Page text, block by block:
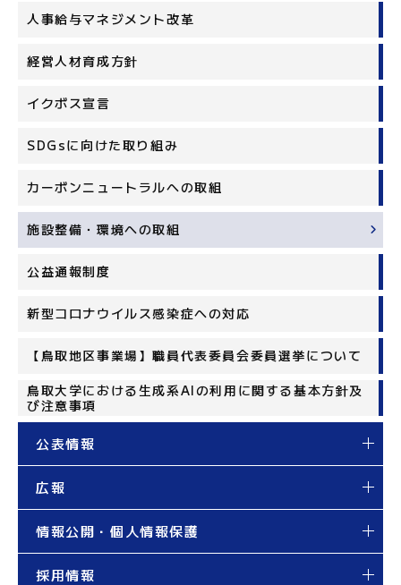
人事給与マネジメント改革
経営人材育成方針
イクボス宣言
SDGsに向けた取り組み
カーボンニュートラルへの取組
施設整備・環境への取組
公益通報制度
新型コロナウイルス感染症への対応
【鳥取地区事業場】職員代表委員会委員選挙について
鳥取大学における生成系AIの利用に関する基本方針及
び注意事項
公表情報
広報
情報公開・個人情報保護
採用情報